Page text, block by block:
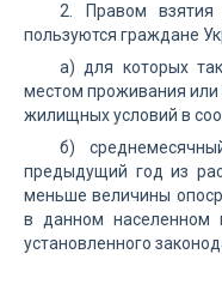
2. Правом взятия
пользуются граждане
а) для которых
местом проживания
жилищных условий в
б)
предыдущий год из
меньше величины
в данном населенном
установленного